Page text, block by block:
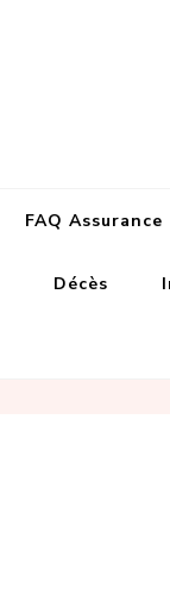
FAQ Assurance
Décès